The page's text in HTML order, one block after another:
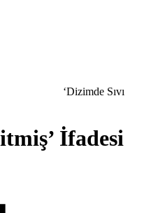
‘Dizimde Sıvı
İfadesi